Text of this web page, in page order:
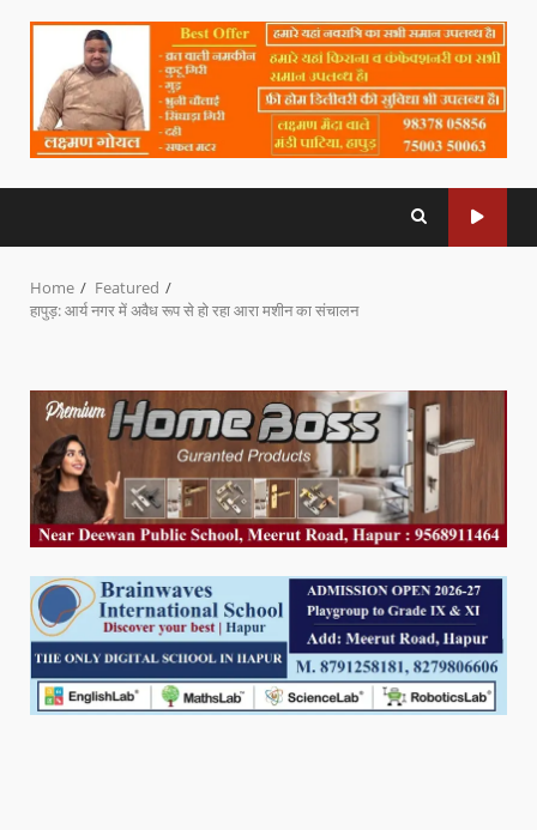
Home
Featured
हापुड़: आर्य नगर में अवैध रूप से हो रहा आरा मशीन का संचालन